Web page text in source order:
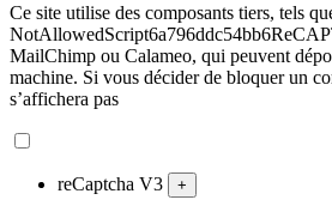
Ce site utilise des composants tiers, tels
MailChimp ou Calameo, qui peuvent
machine. Si vous décider de bloquer un
s’affichera pas
reCaptcha V3 +